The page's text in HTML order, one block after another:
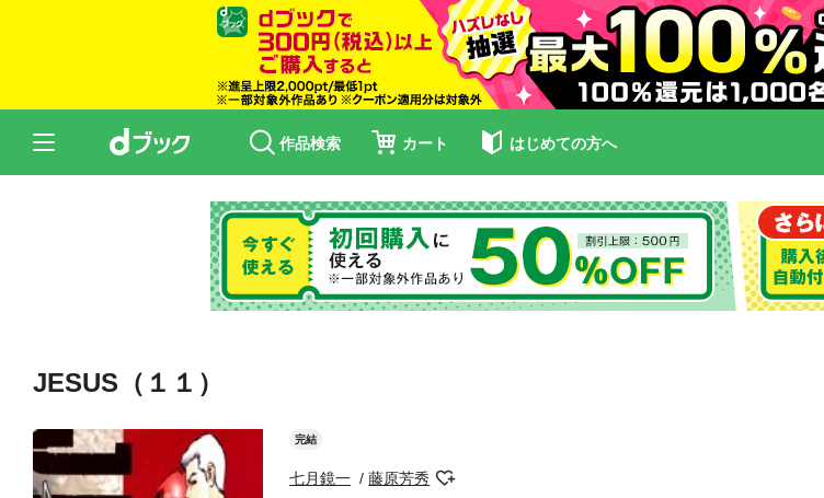
作品検索 カート はじめての方へ
JESUS（１１）
完結
七月鏡一 藤原芳秀